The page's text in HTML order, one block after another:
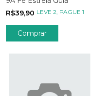
R$39,90 LEVE 2, PAGUE 1
Comprar